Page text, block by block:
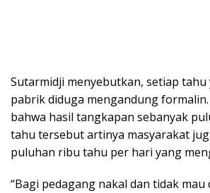
Sutarmidji menyebutkan, setiap
pabrik diduga mengandung
bahwa hasil tangkapan sebanyak
tahu tersebut artinya masyarakat
puluhan ribu tahu per hari yang
“Bagi pedagang nakal dan tidak